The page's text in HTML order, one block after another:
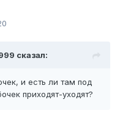
сказал:
и есть ли там под
приходят-уходят?